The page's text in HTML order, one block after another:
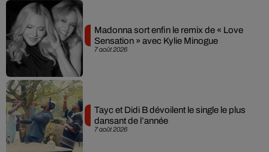
7 août 2026
Madonna sort enfin le remix de « Love
Sensation » avec Kylie Minogue
7 août 2026
Tayc et Didi B dévoilent le single le plus
dansant de l’année